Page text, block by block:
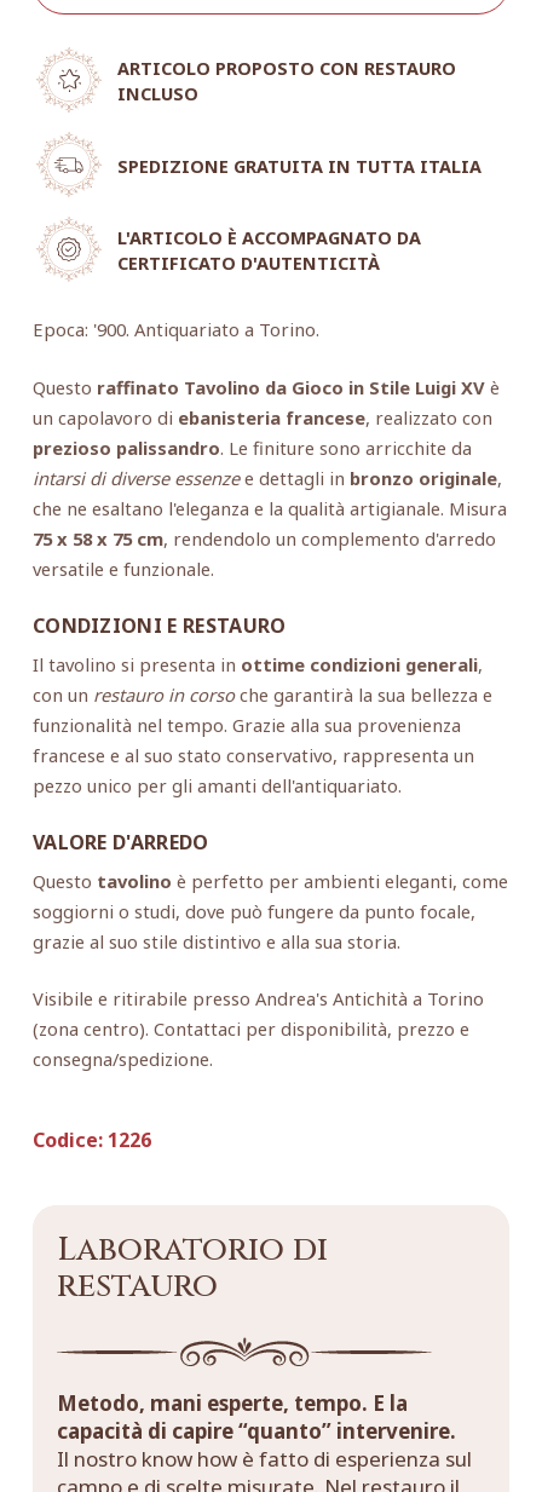
ARTICOLO PROPOSTO CON RESTAURO
INCLUSO
SPEDIZIONE GRATUITA IN TUTTA ITALIA
L'ARTICOLO È ACCOMPAGNATO DA
CERTIFICATO D'AUTENTICITÀ
Epoca: '900. Antiquariato a Torino.
Questo raffinato Tavolino da Gioco in Stile Luigi XVè
un capolavoro di ebanisteria francese, realizzato con
prezioso palissandro. Le finiture sono arricchite da
intarsi di diverse essenzee dettagli in bronzo originale,
che ne esaltano l'eleganza e la qualità artigianale. Misura
75 x 58 x 75 cm, rendendolo un complemento d'arredo
versatile e funzionale.
CONDIZIONI E RESTAURO
Il tavolino si presenta in ottime condizioni generali,
con un restauro in corsoche garantirà la sua bellezza e
funzionalità nel tempo. Grazie alla sua provenienza
francese e al suo stato conservativo, rappresenta un
pezzo unico per gli amanti dell'antiquariato.
VALORE D'ARREDO
Questo tavolino è perfetto per ambienti eleganti, come
soggiorni o studi, dove può fungere da punto focale,
grazie al suo stile distintivo e alla sua storia.
Visibile e ritirabile presso Andrea's Antichità a Torino
(zona centro). Contattaci per disponibilità, prezzo e
consegna/spedizione.
Codice:1226
Laboratorio di
restauro
Metodo, mani esperte, tempo. E la
capacità di capire “quanto” intervenire.
Il nostro know how è fatto di esperienza sul